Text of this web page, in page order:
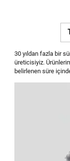
30 yıldan fazla bir
üreticisiyiz.
belirlenen süre